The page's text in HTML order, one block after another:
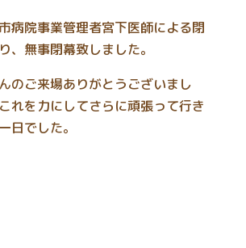
病院事業管理者宮下医師による閉
、無事閉幕致しました。
のご来場ありがとうございまし
れを力にしてさらに頑張って行き
日でした。